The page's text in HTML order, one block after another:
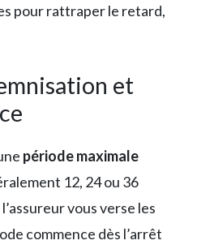
pour rattraper le retard,
et
période maximale
12, 24 ou 36
vous verse les
commence dès l’arrêt